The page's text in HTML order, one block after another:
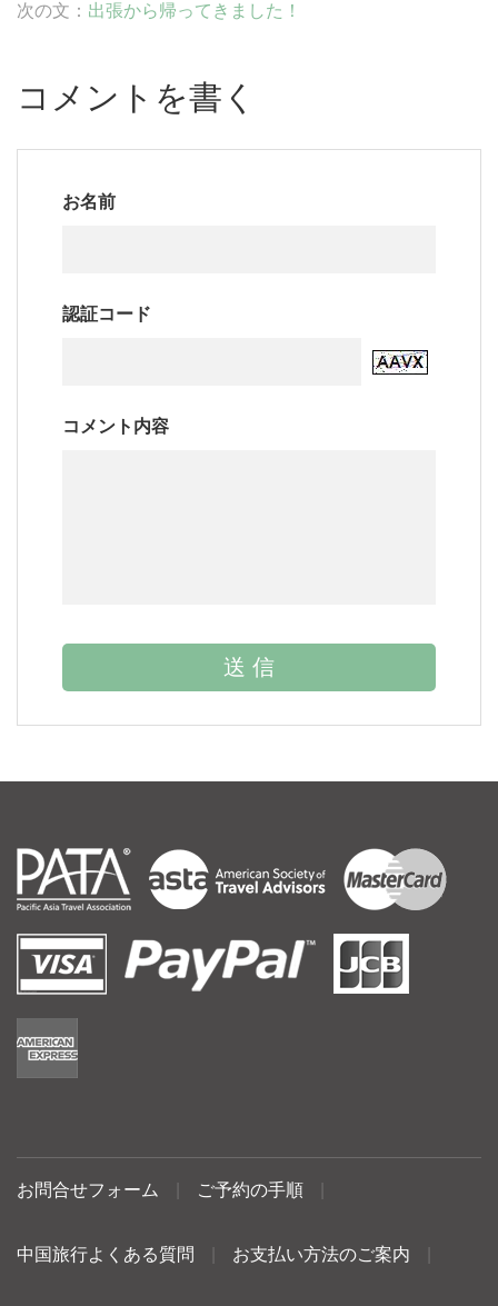
次の文： 出張から帰ってきました！
コメントを書く
お名前
認証コード
コメント内容
お問合せフォーム ご予約の手順
中国旅行よくある質問 お支払い方法のご案内